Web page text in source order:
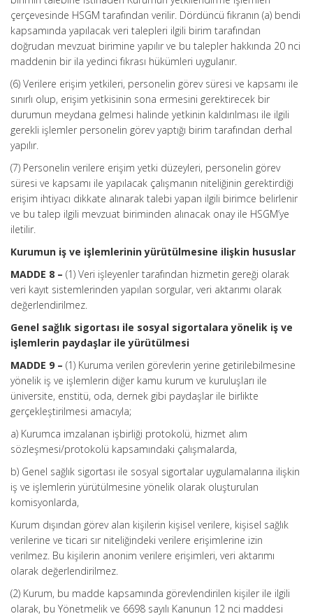
çerçevesinde HSGM tarafından verilir. Dördüncü fıkranın (a) bendi
kapsamında yapılacak veri talepleri ilgili birim tarafından
doğrudan mevzuat birimine yapılır ve bu talepler hakkında 20 nci
maddenin bir ila yedinci fıkrası hükümleri uygulanır.
(6) Verilere erişim yetkileri, personelin görev süresi ve kapsamı ile
sınırlı olup, erişim yetkisinin sona ermesini gerektirecek bir
durumun meydana gelmesi halinde yetkinin kaldırılması ile ilgili
gerekli işlemler personelin görev yaptığı birim tarafından derhal
yapılır.
(7) Personelin verilere erişim yetki düzeyleri, personelin görev
süresi ve kapsamı ile yapılacak çalışmanın niteliğinin gerektirdiği
erişim ihtiyacı dikkate alınarak talebi yapan ilgili birimce belirlenir
ve bu talep ilgili mevzuat biriminden alınacak onay ile HSGM’ye
iletilir.
Kurumun iş ve işlemlerinin yürütülmesine ilişkin hususlar
MADDE 8 – (1) Veri işleyenler tarafından hizmetin gereği olarak
veri kayıt sistemlerinden yapılan sorgular, veri aktarımı olarak
değerlendirilmez.
Genel sağlık sigortası ile sosyal sigortalara yönelik iş ve
işlemlerin paydaşlar ile yürütülmesi
MADDE 9 – (1) Kuruma verilen görevlerin yerine getirilebilmesine
yönelik iş ve işlemlerin diğer kamu kurum ve kuruluşları ile
üniversite, enstitü, oda, dernek gibi paydaşlar ile birlikte
gerçekleştirilmesi amacıyla;
a) Kurumca imzalanan işbirliği protokolü, hizmet alım
sözleşmesi/protokolü kapsamındaki çalışmalarda,
b) Genel sağlık sigortası ile sosyal sigortalar uygulamalarına ilişkin
iş ve işlemlerin yürütülmesine yönelik olarak oluşturulan
komisyonlarda,
Kurum dışından görev alan kişilerin kişisel verilere, kişisel sağlık
verilerine ve ticari sır niteliğindeki verilere erişimlerine izin
verilmez. Bu kişilerin anonim verilere erişimleri, veri aktarımı
olarak değerlendirilmez.
(2) Kurum, bu madde kapsamında görevlendirilen kişiler ile ilgili
olarak, bu Yönetmelik ve 6698 sayılı Kanunun 12 nci maddesi